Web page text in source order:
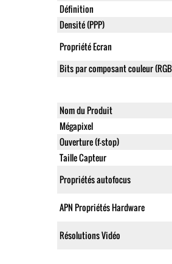
Définition
Densité (PPP)
Propriété Ecran
Bits par composant couleur
Nom du Produit
Mégapixel
Ouverture (f-stop)
Taille Capteur
Propriétés autofocus
APN Propriétés Hardware
Résolutions Vidéo